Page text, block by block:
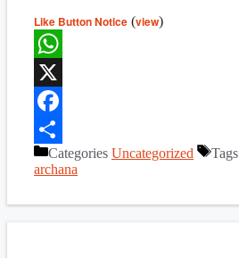
Like Button Notice (view)
WhatsApp
X
Facebook
ShareCategories Uncategorized
Tags
archana